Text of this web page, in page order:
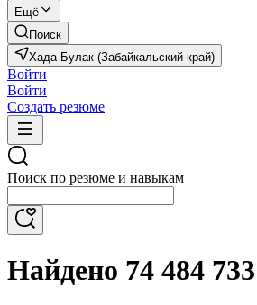
Ещё
Поиск
Хада-Булак (Забайкальский край)
Войти
Войти
Создать резюме
Поиск по резюме и навыкам
Найдено 74 484